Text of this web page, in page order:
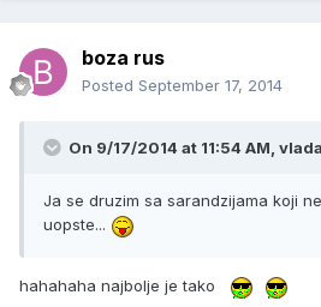
boza rus
Posted September 17, 2014
On 9/17/2014 at 11:54 AM,
Ja se druzim sa sarandzijama koji
uopste...
hahahaha najbolje je tako